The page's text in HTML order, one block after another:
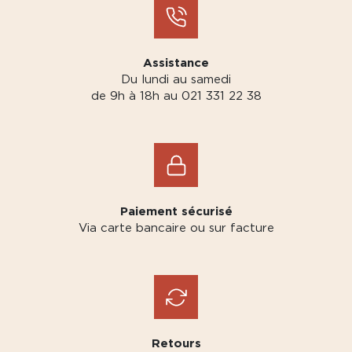
Assistance
Du lundi au samedi
de 9h à 18h au 021 331 22 38
Paiement sécurisé
Via carte bancaire ou sur facture
Retours